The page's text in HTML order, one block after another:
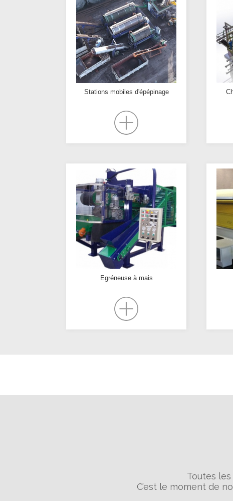
Stations mobiles d'épépinage
Egréneuse à mais
Toutes
C’est le moment de